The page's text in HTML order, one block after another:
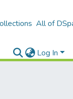
All of
Log In